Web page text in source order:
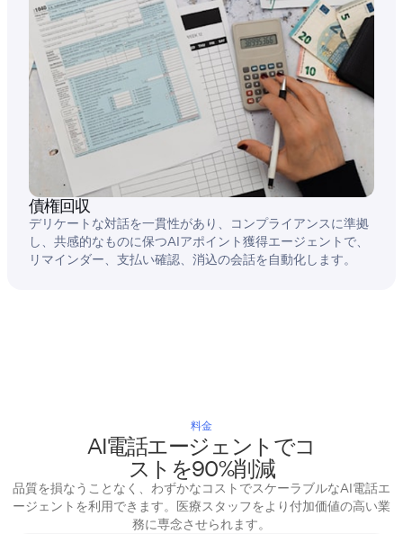
債権回収
デリケートな対話を一貫性があり、コンプライアンスに準拠
し、共感的なものに保つAIアポイント獲得エージェントで、
リマインダー、支払い確認、消込の会話を自動化します。
料金
AI電話エージェントでコ
ストを90%削減
品質を損なうことなく、わずかなコストでスケーラブルなAI電話エ
ージェントを利用できます。医療スタッフをより付加価値の高い業
務に専念させられます。